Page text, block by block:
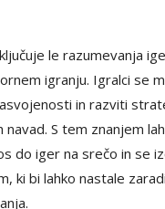
le razumevanja
igranju. Igralci se
in razviti
S tem znanjem
do iger na srečo in se
ki bi lahko nastale zaradi